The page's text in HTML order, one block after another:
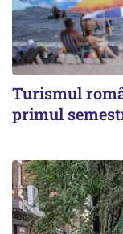
Turismul
primul